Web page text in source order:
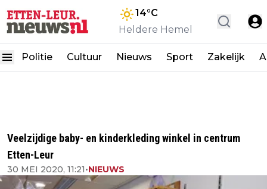
14°C
Heldere Hemel
Politie Cultuur Nieuws Sport Zakelijk
Veelzijdige baby- en kinderkleding winkel in centrum
Etten-Leur
30 MEI 2020, 11:21•NIEUWS